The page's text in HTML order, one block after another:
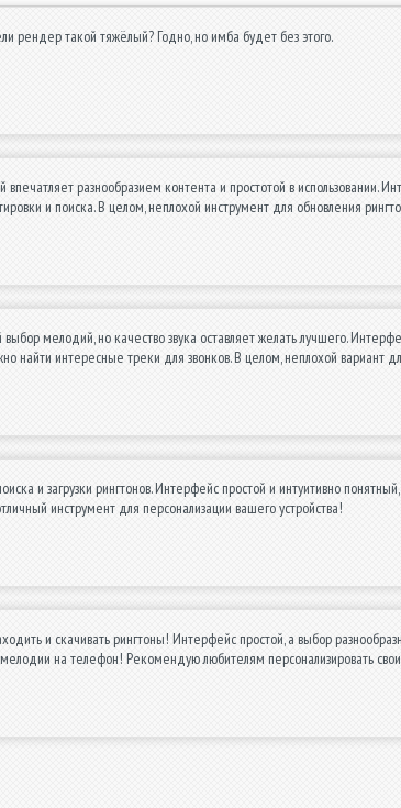
рендер такой тяжёлый? Годно, но имба будет без этого.
разнообразием контента и простотой в использовании.
и поиска. В целом, неплохой инструмент для обновления
мелодий, но качество звука оставляет желать лучшего.
найти интересные треки для звонков. В целом, неплохой вариант
и загрузки рингтонов. Интерфейс простой и интуитивно
инструмент для персонализации вашего устройства!
и скачивать рингтоны! Интерфейс простой, а выбор
на телефон! Рекомендую любителям персонализировать свои